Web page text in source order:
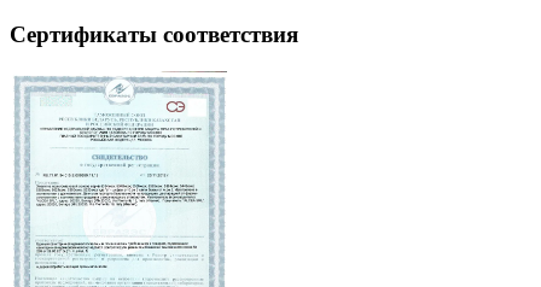
Сертификаты соответствия